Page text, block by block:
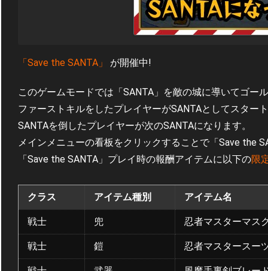
「Save the SANTA」 が開催中!
このゲームモードでは「SANTA」を敵の城に導いてゴー
ファーストキルをしたプレイヤーがSANTAとしてスター
SANTAを倒したプレイヤーが次のSANTAになります。
メインメニューの看板をクリックすることで「Save the
「Save the SANTA」プレイ時の報酬アイテムに以下の限
クラス アイテム種別 アイテム名
戦士 兜 忍者マスターマス
戦士 鎧 忍者マスタースー